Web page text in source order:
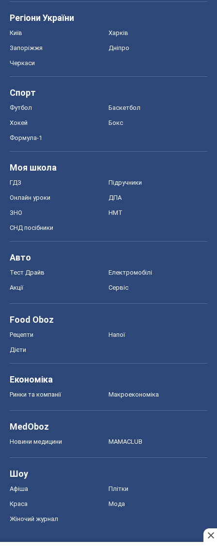
Регіони України
Київ Харків
Запоріжжя Дніпро
Черкаси
Спорт
Футбол Баскетбол
Хокей Бокс
Формула-1
Моя школа
ГДЗ Підручники
Онлайн уроки ДПА
ЗНО НМТ
СНД посібники
Авто
Тест Драйв Електромобілі
Акції Сервіс
Food Oboz
Рецепти Напої
Дієти
Економіка
Ринки та компанії Макроекономіка
MedOboz
Новини медицини MAMACLUB
Шоу
Афіша Плітки
Краса Мода
Жіночий журнал